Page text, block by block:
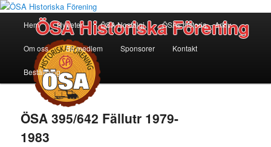
ÖSA Historiska Förening
Huvudmeny
Hoppa
till
huvudinnehåll
Hem Nyheter ÖSA Nostalgi ÖSAs historia – Arkiv
Om oss Bli medlem Sponsorer Kontakt
Beställning
ÖSA 395/642 Fällutr 1979-
1983